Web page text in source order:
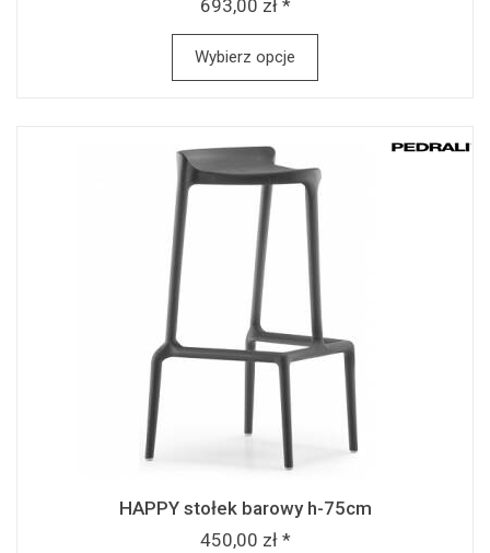
693,00 zł *
Wybierz opcje
HAPPY stołek barowy h-75cm
450,00 zł *